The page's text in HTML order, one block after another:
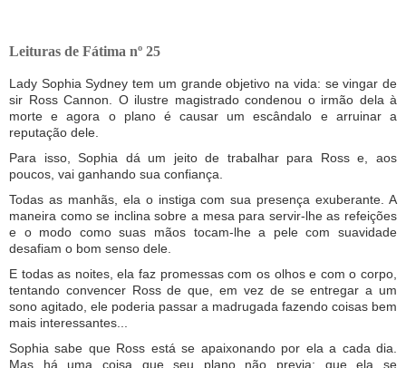
Leituras de Fátima nº 25
Lady Sophia Sydney tem um grande objetivo na vida: se vingar de
sir Ross Cannon. O ilustre magistrado condenou o irmão dela à
morte e agora o plano é causar um escândalo e arruinar a
reputação dele.
Para isso, Sophia dá um jeito de trabalhar para Ross e, aos
poucos, vai ganhando sua confiança.
Todas as manhãs, ela o instiga com sua presença exuberante. A
maneira como se inclina sobre a mesa para servir-lhe as refeições
e o modo como suas mãos tocam-lhe a pele com suavidade
desafiam o bom senso dele.
E todas as noites, ela faz promessas com os olhos e com o corpo,
tentando convencer Ross de que, em vez de se entregar a um
sono agitado, ele poderia passar a madrugada fazendo coisas bem
mais interessantes...
Sophia sabe que Ross está se apaixonando por ela a cada dia.
Mas há uma coisa que seu plano não previa: que ela se